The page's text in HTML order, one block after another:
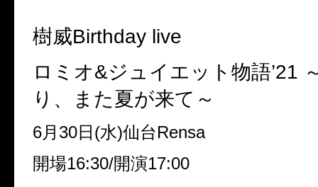
樹威Birthday live
ロミオ&ジュイエット物語’21
り、また夏が来て～
6月30日(水)仙台Rensa
開場16:30/開演17:00